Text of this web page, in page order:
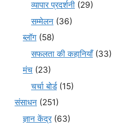
व्यापार प्रदर्शनी (29)
सम्मेलन (36)
ब्लॉग (58)
सफलता की कहानियाँ(33)
मंच (23)
चर्चा बोर्ड(15)
संसाधन (251)
ज्ञान केंद्र(63)